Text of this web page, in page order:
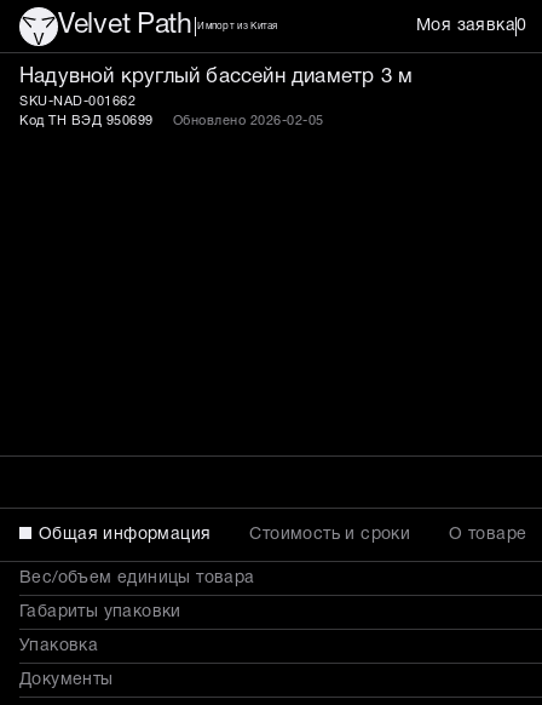
Velvet Path Импорт из Китая Моя заявка0
Надувной круглый
Надувной круглый бассейн диаметр 3 м
SKU-NAD-001662
Код ТН ВЭД 950699
Обновлено 2026-02-05
Общая информация Стоимость и сроки О товаре
Вес/объем единицы товара
Габариты упаковки
Упаковка
Документы